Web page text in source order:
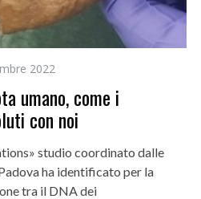
2022
umano, come i
con noi
studio coordinato dalle
ha identificato per la
tra il DNA dei